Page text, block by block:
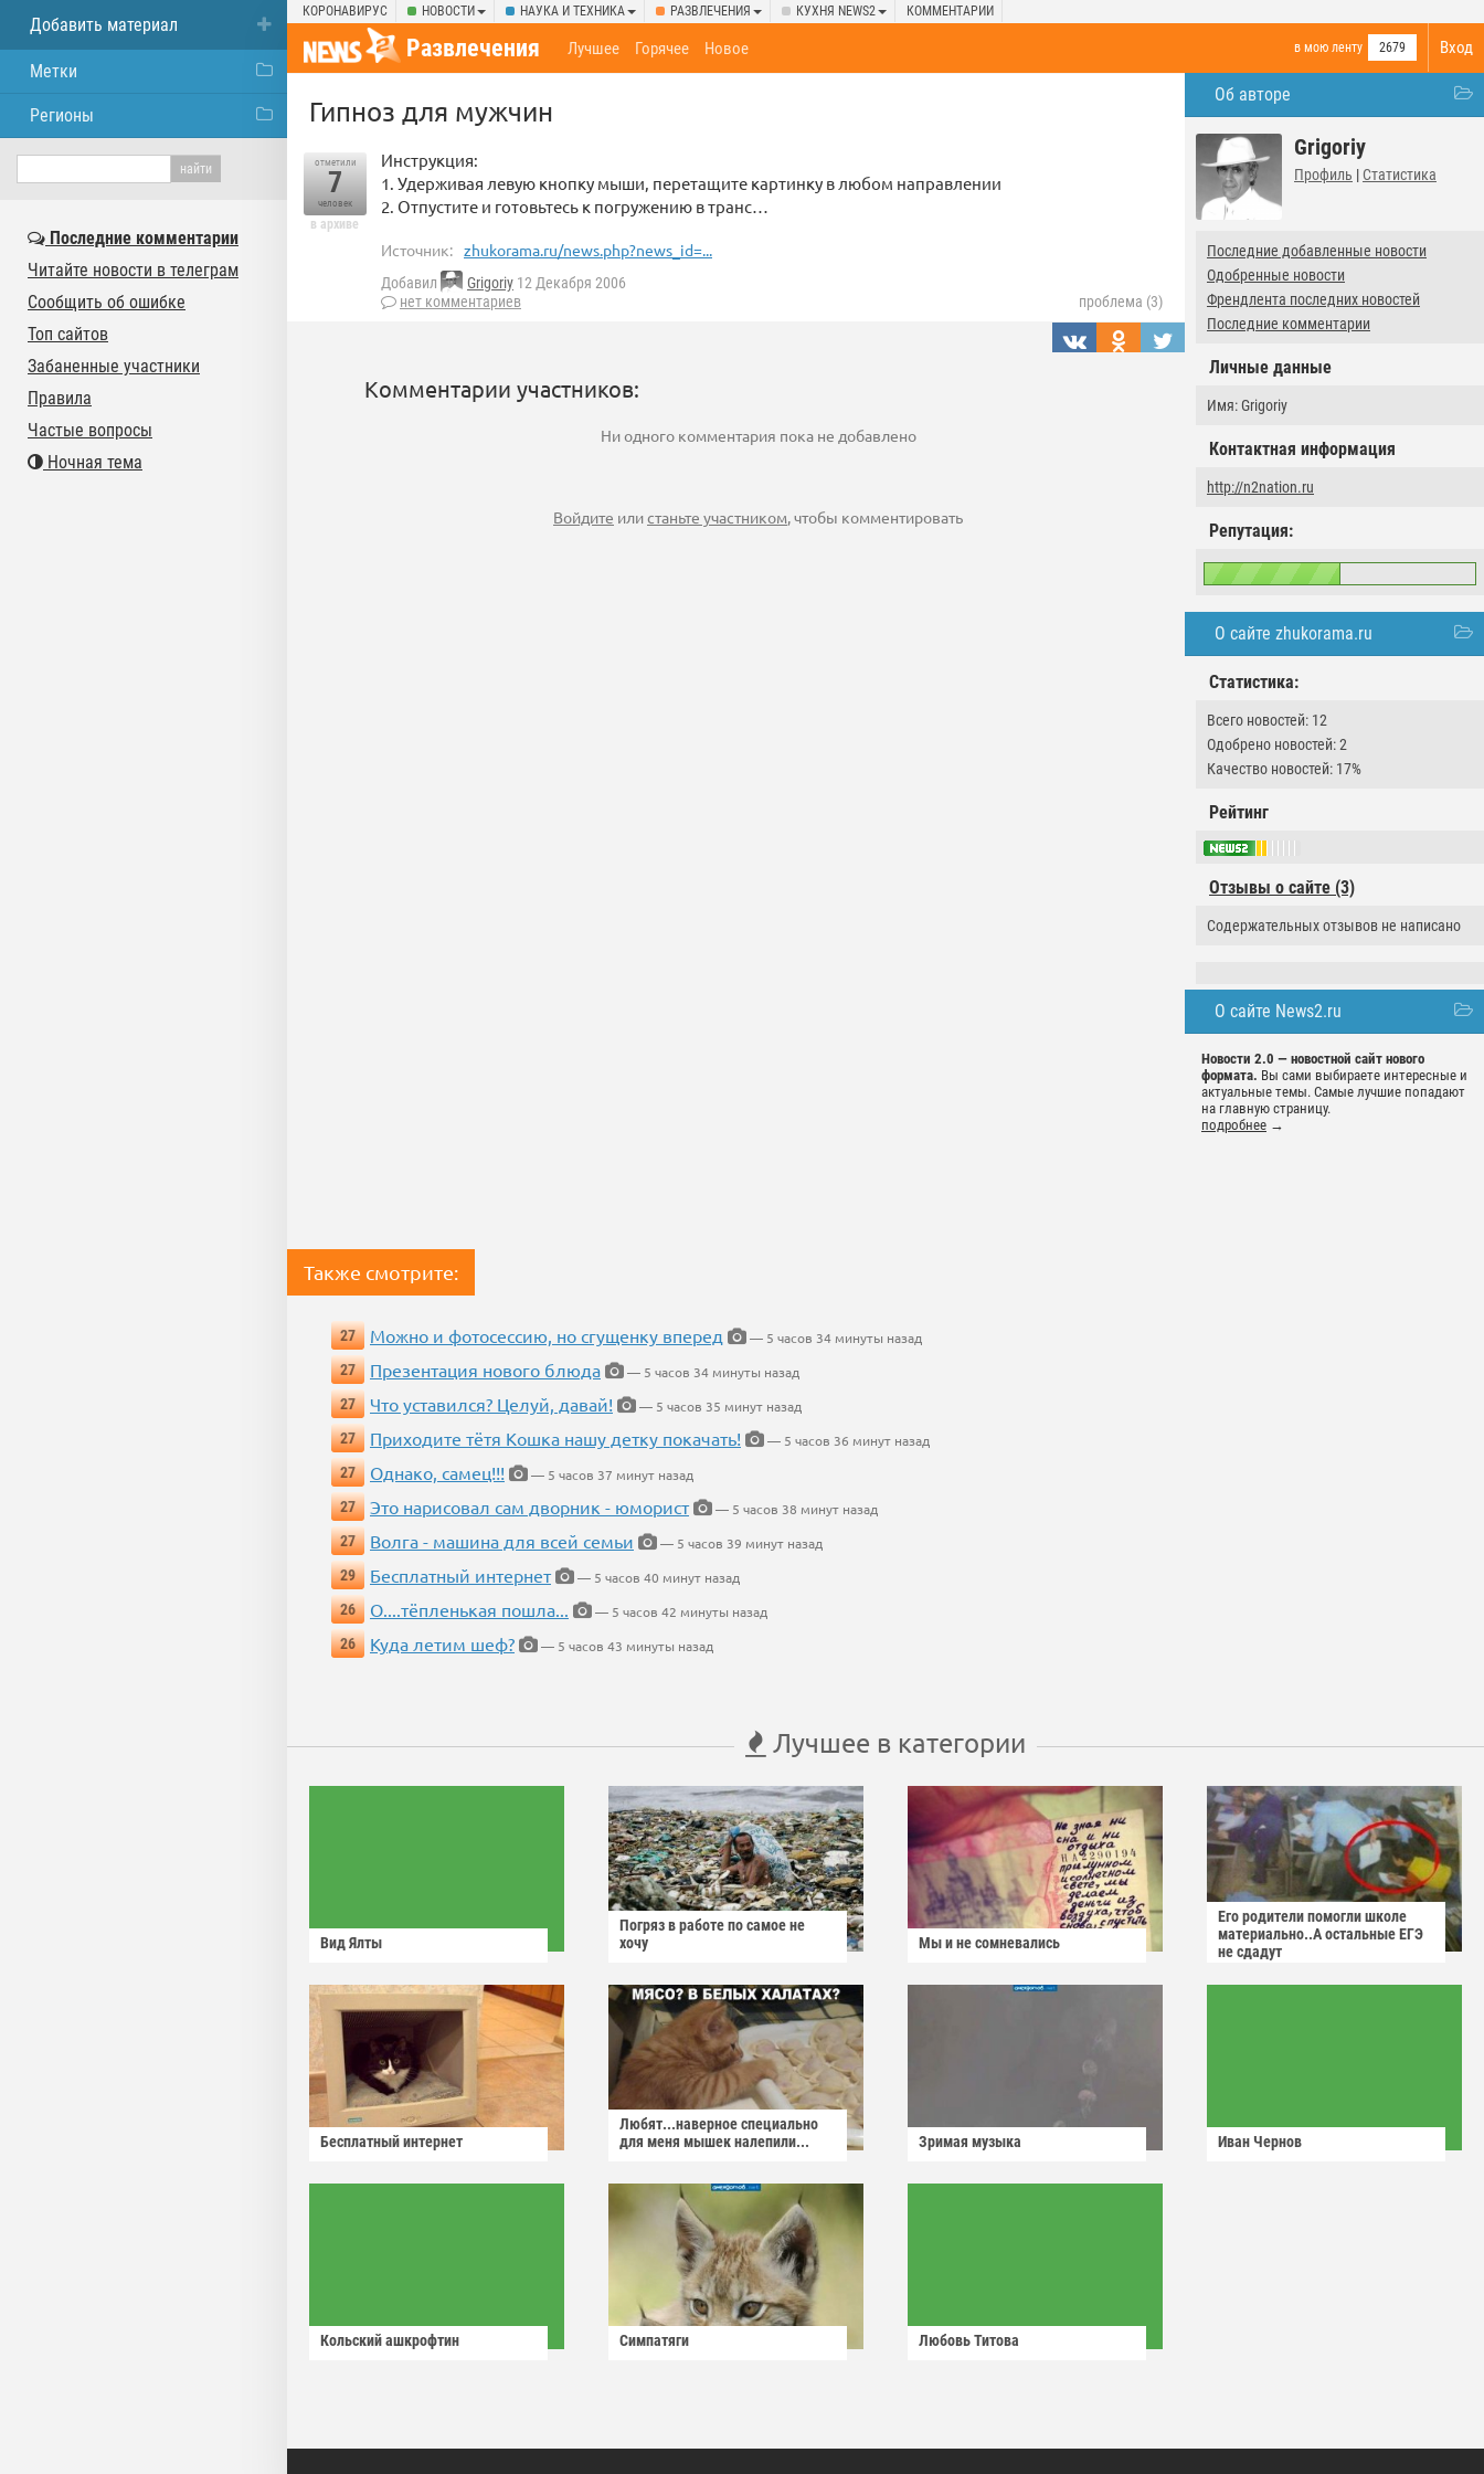
КОРОНАВИРУС НОВОСТИ НАУКА И ТЕХНИКА РАЗВЛЕЧЕНИЯ КУХНЯ NEWS2 КОММЕНТАРИИ
Вход
Развлечения в мою ленту 2679
Лучшее Горячее Новое
Об авторе
Grigoriy
Профиль | Статистика
Последние добавленные новости
Одобренные новости
Френдлента последних новостей
Последние комментарии
Личные данные
Имя: Grigoriy
Контактная информация
http://n2nation.ru
Репутация:
О сайте zhukorama.ru
Статистика:
Всего новостей: 12
Одобрено новостей: 2
Качество новостей: 17%
Рейтинг
Отзывы о сайте (3)
Содержательных отзывов не написано
О сайте News2.ru
Новости 2.0 — новостной сайт нового
формата. Вы сами выбираете интересные и
актуальные темы. Самые лучшие попадают
на главную страницу.
подробнее →
Гипноз для мужчин
отметили
7
человек
в архиве
Инструкция:
1. Удерживая левую кнопку мыши, перетащите картинку в любом направлении
2. Отпустите и готовьтесь к погружению в транс…
Источник: zhukorama.ru/news.php?news_id=...
Добавил Grigoriy 12 Декабря 2006
нет комментариев
проблема (3)
Комментарии участников:
Ни одного комментария пока не добавлено
Войдите илистаньте участником, чтобы комментировать
Также смотрите:
27 Можно и фотосессию, но сгущенку вперед
— 5 часов 34 минуты назад
27
Презентация нового блюда
— 5 часов 34 минуты назад
27
Что уставился? Целуй, давай!
— 5 часов 35 минут назад
27
Приходите тётя Кошка нашу детку покачать!
— 5 часов 36 минут назад
27
Однако, самец!!!
— 5 часов 37 минут назад
27
Это нарисовал сам дворник - юморист
— 5 часов 38 минут назад
27
Волга - машина для всей семьи
— 5 часов 39 минут назад
29
Бесплатный интернет
— 5 часов 40 минут назад
26
О....тёпленькая пошла...
— 5 часов 42 минуты назад
26
Куда летим шеф? — 5 часов 43 минуты назад
Лучшее в категории
Вид Ялты
Погряз в работе по самое не
хочу
Мы и не сомневались
Его родители помогли школе
материально..А остальные ЕГЭ
не сдадут
Бесплатный интернет
Любят...наверное специально
для меня мышек налепили...
Зримая музыка Иван Чернов
Кольский ашкрофтин Симпатяги Любовь Титова
Добавить материал
Метки
Регионы
Последние комментарии
Читайте новости в телеграм
Сообщить об ошибке
Топ сайтов
Забаненные участники
Правила
Частые вопросы
Ночная тема